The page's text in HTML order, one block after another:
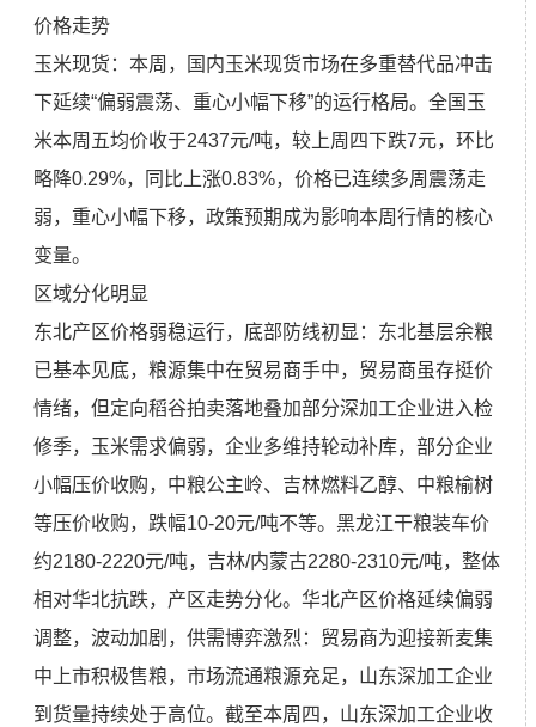
价格走势
玉米现货：本周，国内玉米现货市场在多重替代品冲击
下延续“偏弱震荡、重心小幅下移”的运行格局。全国玉
米本周五均价收于2437元/吨，较上周四下跌7元，环比
略降0.29%，同比上涨0.83%，价格已连续多周震荡走
弱，重心小幅下移，政策预期成为影响本周行情的核心
变量。
区域分化明显
东北产区价格弱稳运行，底部防线初显：东北基层余粮
已基本见底，粮源集中在贸易商手中，贸易商虽存挺价
情绪，但定向稻谷拍卖落地叠加部分深加工企业进入检
修季，玉米需求偏弱，企业多维持轮动补库，部分企业
小幅压价收购，中粮公主岭、吉林燃料乙醇、中粮榆树
等压价收购，跌幅10-20元/吨不等。黑龙江干粮装车价
约2180-2220元/吨，吉林/内蒙古2280-2310元/吨，整体
相对华北抗跌，产区走势分化。华北产区价格延续偏弱
调整，波动加剧，供需博弈激烈：贸易商为迎接新麦集
中上市积极售粮，市场流通粮源充足，山东深加工企业
到货量持续处于高位。截至本周四，山东深加工企业收